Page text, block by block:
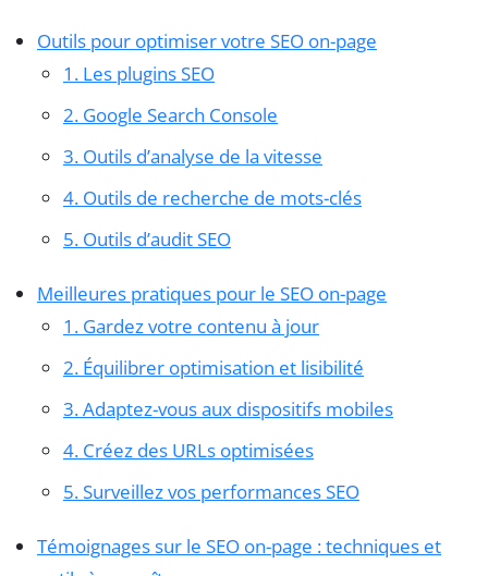
Outils pour optimiser votre SEO on-page
1. Les plugins SEO
2. Google Search Console
3. Outils d’analyse de la vitesse
4. Outils de recherche de mots-clés
5. Outils d’audit SEO
Meilleures pratiques pour le SEO on-page
1. Gardez votre contenu à jour
2. Équilibrer optimisation et lisibilité
3. Adaptez-vous aux dispositifs mobiles
4. Créez des URLs optimisées
5. Surveillez vos performances SEO
Témoignages sur le SEO on-page : techniques et